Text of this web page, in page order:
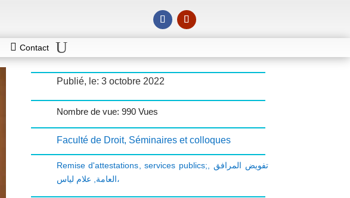
Contact
Publié, le: 3 octobre 2022
Nombre de vue: 990 Vues
Faculté de Droit, Séminaires et colloques
Remise d'attestations,services publics;, تفويض المرافق
العامة, علام لياس،